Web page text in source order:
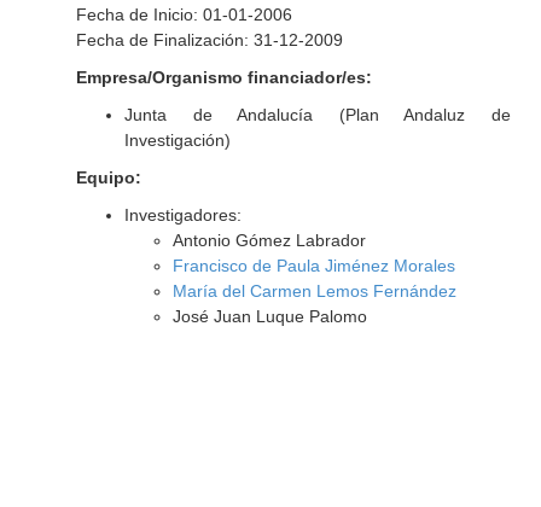
Fecha de Inicio: 01-01-2006
Fecha de Finalización: 31-12-2009
Empresa/Organismo financiador/es:
Junta de Andalucía (Plan Andaluz de
Investigación)
Equipo:
Investigadores:
Antonio Gómez Labrador
Francisco de Paula Jiménez Morales
María del Carmen Lemos Fernández
José Juan Luque Palomo